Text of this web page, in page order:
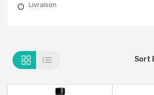
Livraison
Sort